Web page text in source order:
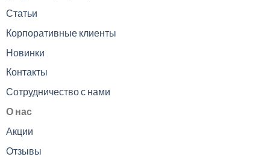
Статьи
Корпоративные клиенты
Новинки
Контакты
Сотрудничество с нами
О нас
Акции
Отзывы